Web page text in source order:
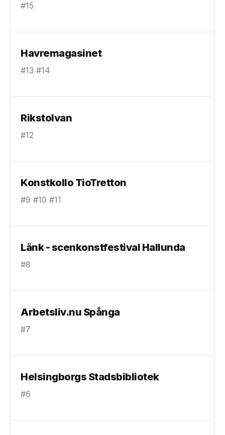
#15
Havremagasinet
#13 #14
Rikstolvan
#12
Konstkollo TioTretton
#9 #10 #11
Länk - scenkonstfestival Hallunda
#8
Arbetsliv.nu Spånga
#7
Helsingborgs Stadsbibliotek
#6